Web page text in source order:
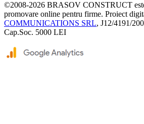
©2008-2026 BRASOV CONSTRUCT
promovare online pentru firme. Proiect
COMMUNICATIONS SRL, J12/4191/
Cap.Soc. 5000 LEI